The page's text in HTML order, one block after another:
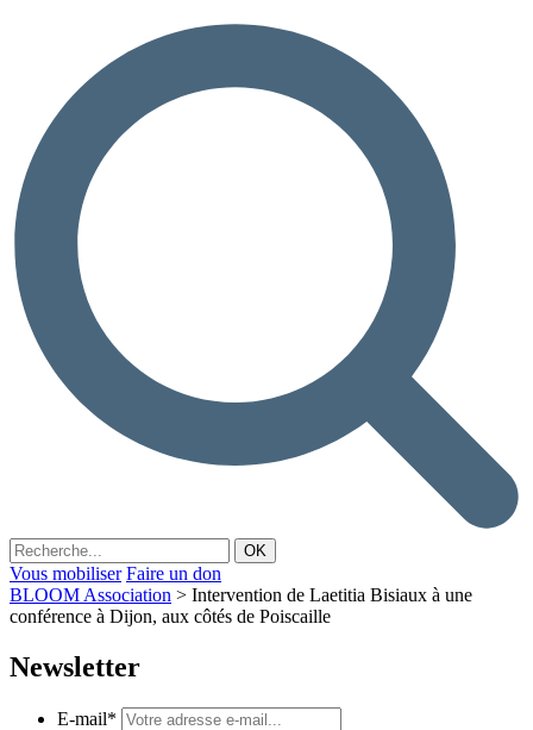
Vous mobiliser Faire un don
BLOOM Association > Intervention de Laetitia Bisiaux à une
conférence à Dijon, aux côtés de Poiscaille
Newsletter
E-mail*